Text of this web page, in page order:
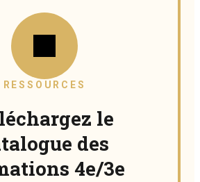
RESSOURCES
le
des
4e/3e